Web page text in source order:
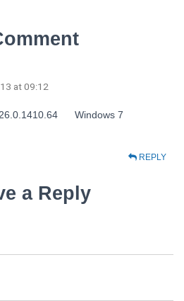
at 09:12
Windows 7
REPLY
a Reply